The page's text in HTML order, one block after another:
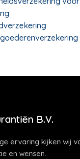
B.V.
ervaring kijken wij
en wensen.